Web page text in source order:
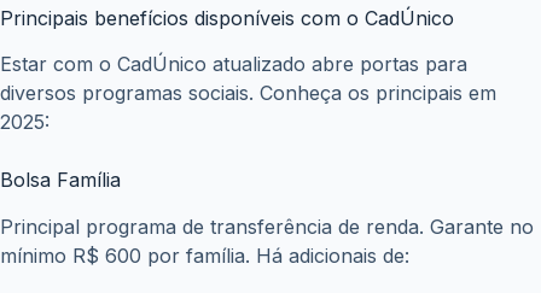
Principais benefícios disponíveis com o CadÚnico
Estar com o CadÚnico atualizado abre portas para
diversos programas sociais. Conheça os principais em
2025:
Bolsa Família
Principal programa de transferência de renda. Garante no
mínimo R$ 600 por família. Há adicionais de: